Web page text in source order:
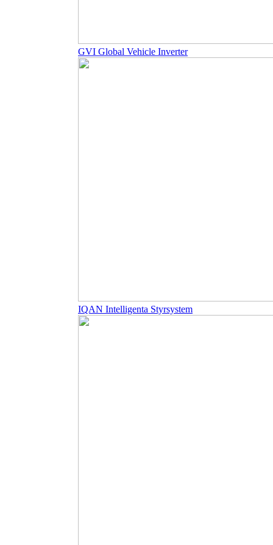
GVI Global Vehicle Inverter
IQAN Intelligenta Styrsystem